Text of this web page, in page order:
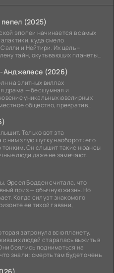
(2025)
эпопеи начинается в самых
куда смело
и Нейтири. Их цель –
тайн, окутывающих планеты
Анджелесе (2026)
на элитных виллах
драма — бесшумная и
уникальных ювелирных
общество, превратив
Только вот эта
ним злую шутку наоборот: его
тонким. Он слышит такие нюансы
люди даже не замечают.
Эрсел Бодден считала, что
приз — обычную жизнь. Но
Когда силуэт знакомого
её тихой гавани,
затронула всю планету,
людей старалась выжить в
боялись подниматься на
знали: смерть там будет очень